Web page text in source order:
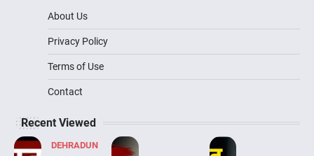
About Us
Privacy Policy
Terms of Use
Contact
Recent Viewed
DEHRADUN